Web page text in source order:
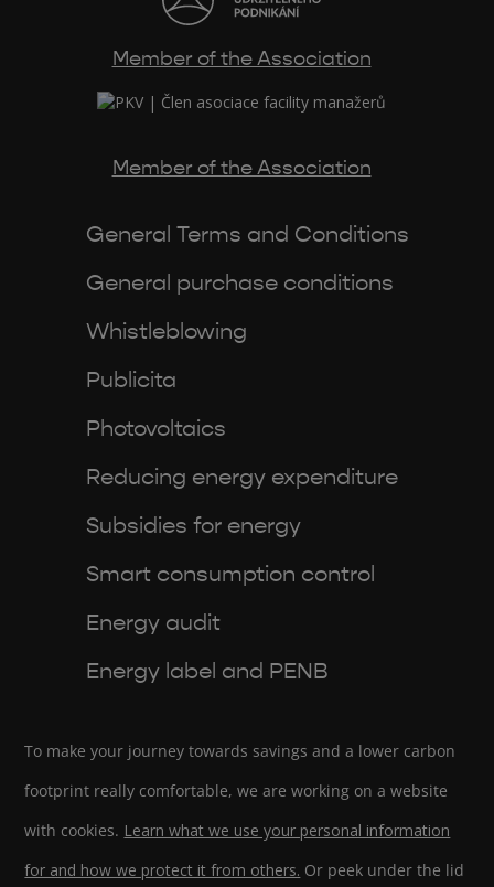
Member of the Association
Member of the Association
General Terms and Conditions
General purchase conditions
Whistleblowing
Publicita
Photovoltaics
Reducing energy expenditure
Subsidies for energy
Smart consumption control
Energy audit
Energy label and PENB
To make your journey towards savings and a lower carbon
footprint really comfortable, we are working on a website
with cookies. Learn what we use your personal information
for and how we protect it from others. Or peek under the lid